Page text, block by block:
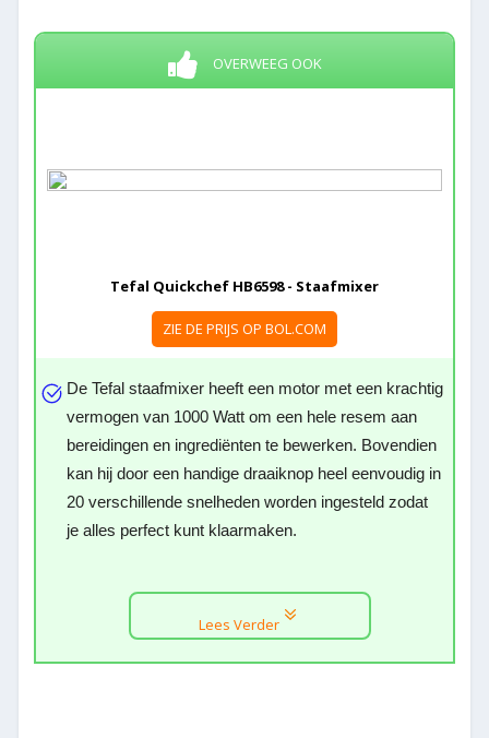
OVERWEEG OOK
Tefal Quickchef HB6598 - Staafmixer
ZIE DE PRIJS OP BOL.COM
De Tefal staafmixer heeft een motor met een krachtig
vermogen van 1000 Watt om een hele resem aan
bereidingen en ingrediënten te bewerken. Bovendien
kan hij door een handige draaiknop heel eenvoudig in
20 verschillende snelheden worden ingesteld zodat
je alles perfect kunt klaarmaken.
Lees Verder